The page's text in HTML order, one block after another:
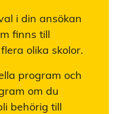
i din ansökan
finns till
olika skolor.
program och
om du
behörig till